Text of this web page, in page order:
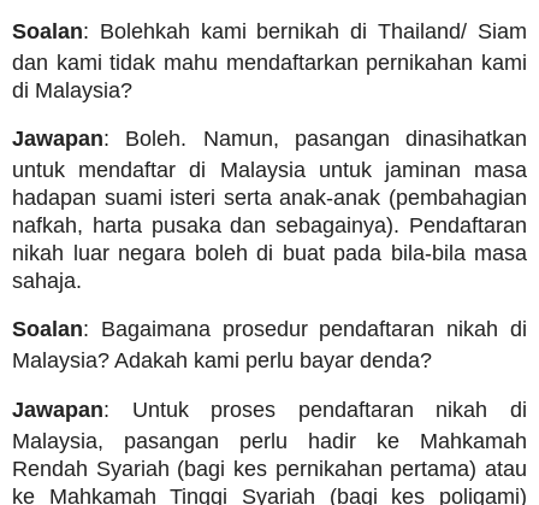
Soalan: Bolehkah kami bernikah di Thailand/ Siam
dan kami tidak mahu mendaftarkan pernikahan kami
di Malaysia?
Jawapan: Boleh. Namun, pasangan dinasihatkan
untuk mendaftar di Malaysia untuk jaminan masa
hadapan suami isteri serta anak-anak (pembahagian
nafkah, harta pusaka dan sebagainya). Pendaftaran
nikah luar negara boleh di buat pada bila-bila masa
sahaja.
Soalan: Bagaimana prosedur pendaftaran nikah di
Malaysia? Adakah kami perlu bayar denda?
Jawapan: Untuk proses pendaftaran nikah di
Malaysia, pasangan perlu hadir ke Mahkamah
Rendah Syariah (bagi kes pernikahan pertama) atau
ke Mahkamah Tinggi Syariah (bagi kes poligami)